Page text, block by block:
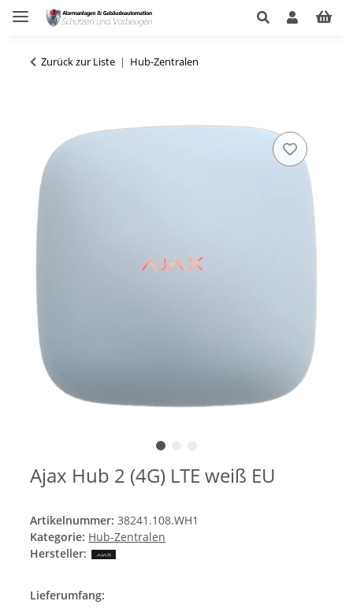
Zurück zur Liste Hub-Zentralen
Ajax Hub 2 (4G) LTE weiß EU
Artikelnummer:38241.108.WH1
Kategorie: Hub-Zentralen
Hersteller:
Lieferumfang: